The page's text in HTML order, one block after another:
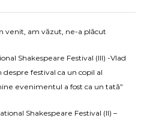
venit, am văzut, ne-a plăcut
Shakespeare Festival (III) -Vlad
despre festival ca un copil al
evenimentul a fost ca un tată”
Shakespeare Festival (II) –